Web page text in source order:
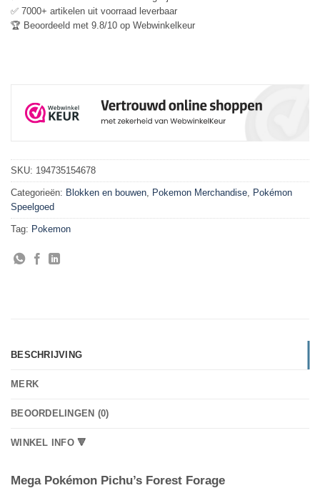
✅ 7000+ artikelen uit voorraad leverbaar
🏆 Beoordeeld met 9.8/10 op Webwinkelkeur
SKU: 194735154678
Categorieën: Blokken en bouwen, Pokemon Merchandise, Pokémon
Speelgoed
Tag: Pokemon
BESCHRIJVING
MERK
BEOORDELINGEN (0)
WINKEL INFO 🔻
Mega Pokémon Pichu’s Forest Forage